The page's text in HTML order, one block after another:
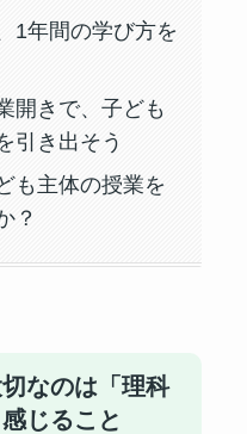
1年間の学び方を
開きで、子ども
引き出そう
も主体の授業を
？
なのは「理科
じること